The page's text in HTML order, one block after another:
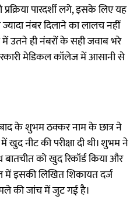
पारदर्शी लगे, इसके लिए यह
नंबर दिलाने का लालच नहीं
उतने ही नंबरों के सही जवाब भरे
मेडिकल कॉलेज में आसानी से
के शुभम ठक्कर नाम के छात्र ने
नीट की परीक्षा दी थी। शुभम ने
को खुद रिकॉर्ड किया और
इसकी लिखित शिकायत दर्ज
की जांच में जुट गई है।